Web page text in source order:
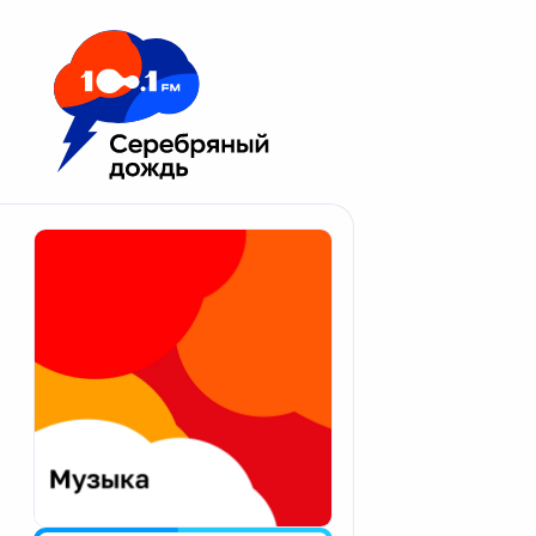
Москва 100.1 FM
Апатиты
Екатеринбург
Калининград
Калуга